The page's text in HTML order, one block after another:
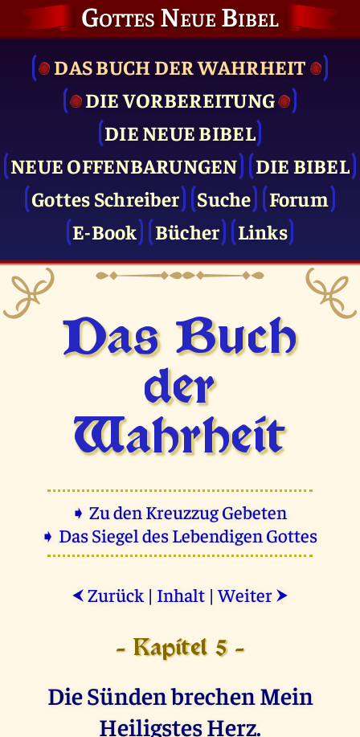
Gottes Neue Bibel
DAS BUCH DER WAHRHEIT
DIE VOR­BEREITUNG
DIE NEUE BIBEL
NEUE OFFENBARUNGEN
DIE BIBEL
Gottes Schreiber
Suche
Forum
E-Book
Bücher Links
Das Buch
der
Wahrheit
➧ Zu den Kreuzzug Gebeten
➧ Das Siegel des Lebendigen Gottes
⮜ Zurück | Inhalt |Weiter ⮞
- Kapitel 5 -
Die Sünden brechen Mein
Heiligstes Herz.